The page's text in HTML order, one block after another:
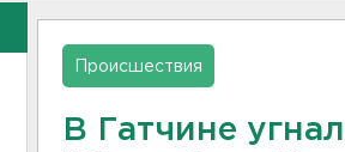
Происшествия
В Гатчине